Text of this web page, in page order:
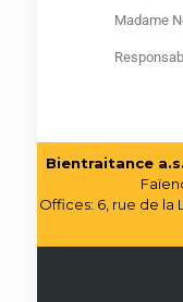
Madame
Bientraitance
Offices: 6, rue de la